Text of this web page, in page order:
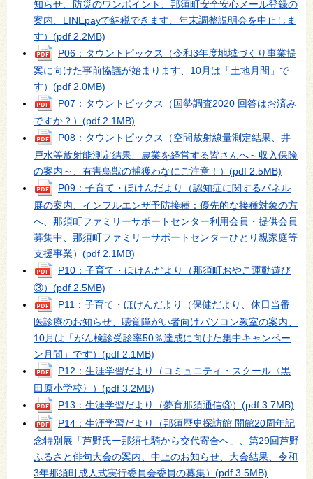
知らせ、防災のワンポイント、那須町安全安心メール登録の
案内、LINEpayで納税できます、年末調整説明会を中止しま
す） (pdf 2.2MB)
P06：タウントピックス（令和3年度地域づくり事業提
案に向けた事前協議が始まります、10月は「土地月間」で
す） (pdf 2.0MB)
P07：タウントピックス（国勢調査2020 回答はお済み
ですか？） (pdf 2.1MB)
P08：タウントピックス（空間放射線量測定結果、井
戸水等放射能測定結果、農業を経営する皆さんへ～収入保険
の案内～、有害鳥獣の捕獲わなにご注意！） (pdf 2.5MB)
P09：子育て・ほけんだより（認知症に関するパネル
展の案内、インフルエンザ予防接種：優先的な接種対象の方
へ、那須町ファミリーサポートセンター利用会員・提供会員
募集中、那須町ファミリーサポートセンターひとり親家庭等
支援事業） (pdf 2.1MB)
P10：子育て・ほけんだより（那須町おやこ運動遊び
③） (pdf 2.5MB)
P11：子育て・ほけんだより（保健だより、休日当番
医診療のお知らせ、聴覚障がい者向けパソコン教室の案内、
10月は「がん検診受診率50％達成に向けた集中キャンペー
ン月間」です） (pdf 2.1MB)
P12：生涯学習だより（コミュニティ・スクール〈黒
田原小学校〉） (pdf 3.2MB)
P13：生涯学習だより（夢育那須通信③） (pdf 3.7MB)
P14：生涯学習だより（那須歴史探訪館 開館20周年記
念特別展「芦野氏ー那須七騎から交代寄合へ」、第29回芦野
ふるさと俳句大会の案内、中止のお知らせ、大会結果、令和
3年那須町成人式実行委員会委員の募集） (pdf 3.5MB)